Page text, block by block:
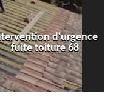
d'urgence
fuite toiture 68